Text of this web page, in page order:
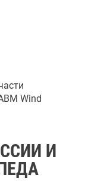
Wind
И